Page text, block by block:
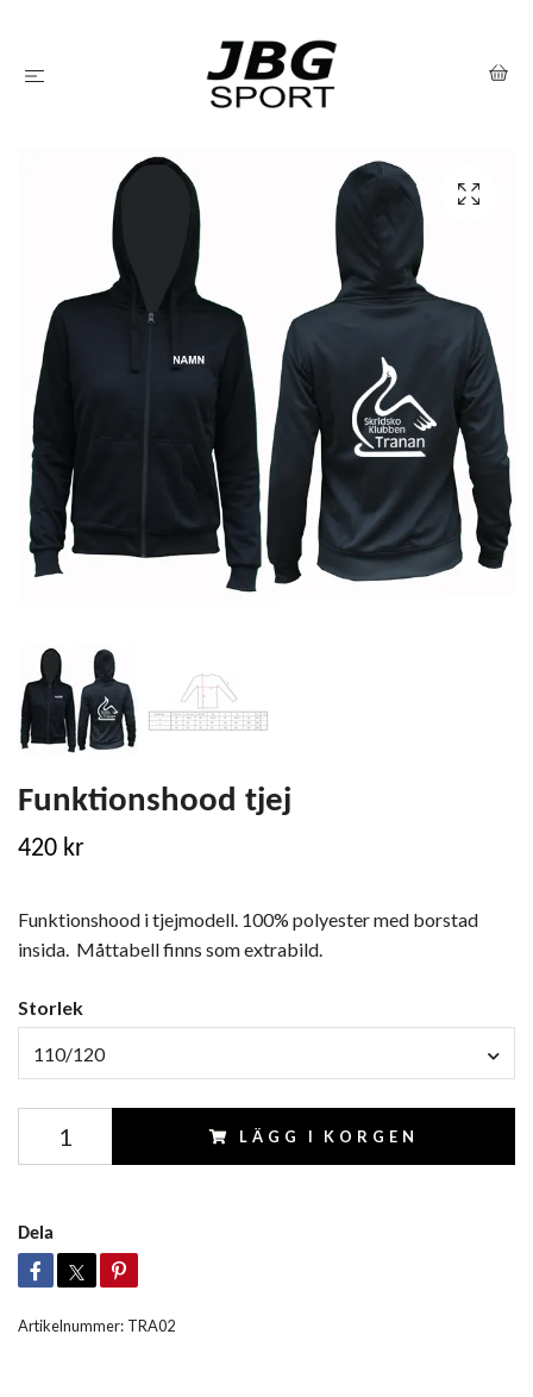
Funktionshood tjej
420 kr
Funktionshood i tjejmodell. 100% polyester med borstad
insida. Måttabell finns som extrabild.
Storlek
110/120
LÄGG I KORGEN
Dela
Artikelnummer: TRA02